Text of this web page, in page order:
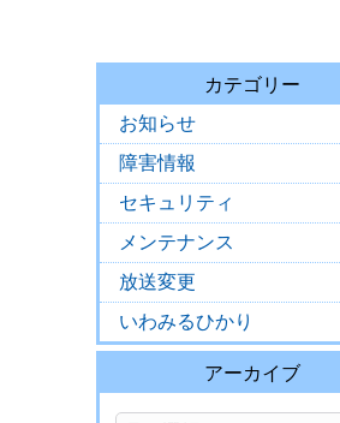
カテゴリー
お知らせ
障害情報
セキュリティ
メンテナンス
放送変更
いわみるひかり
アーカイブ